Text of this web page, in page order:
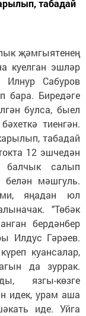
табадай
җәмгыятенең
куелган эшләр
Сабуров
бара. Биредәге
булса, быел
тиенгән.
табадай
12 эшчедән
балчык салып
белән мәшгуль.
яңадан юл
"Төбәк
бердәнбер
Илдус Гәрәев.
куансалар,
да зуррак.
язгы-көзге
идек, урам аша
иде. Уйга